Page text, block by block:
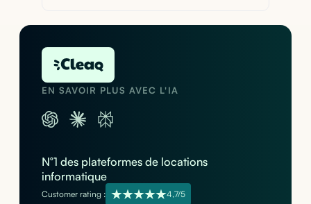
EN SAVOIR PLUS AVEC L'IA
N°1 des plateformes de locations
informatique
Customer rating : 4,7/5